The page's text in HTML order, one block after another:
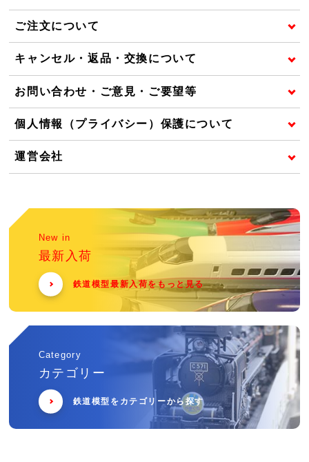
ご注文について
キャンセル・返品・交換について
お問い合わせ・ご意見・ご要望等
個人情報（プライバシー）保護について
運営会社
New in
最新入荷
鉄道模型最新入荷をもっと見る
Category
カテゴリー
鉄道模型をカテゴリーから探す